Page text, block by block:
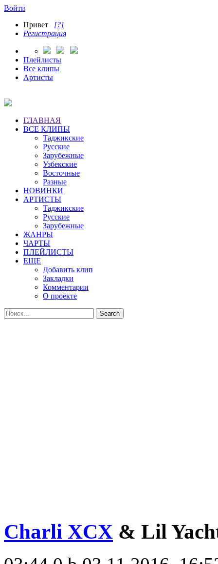
Войти
Привет [?]
Регистрация
Плейлисты
Все клипы
Артисты
ГЛАВНАЯ
ВСЕ КЛИПЫ
Таджикские
Русские
Зарубежные
Узбекские
Восточные
Разные
НОВИНКИ
АРТИСТЫ
Таджикские
Русские
Зарубежные
ЖАНРЫ
ЧАРТЫ
ПЛЕЙЛИСТЫ
ЕЩЕ
Добавить клип
Закладки
Комментарии
О проекте
Charli XCX & Lil